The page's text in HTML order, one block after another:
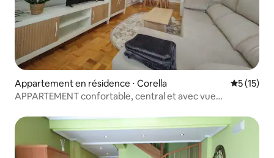
Appartement en résidence ⋅ Corella
5 (15)
APPARTEMENT confortable, central et avec vue